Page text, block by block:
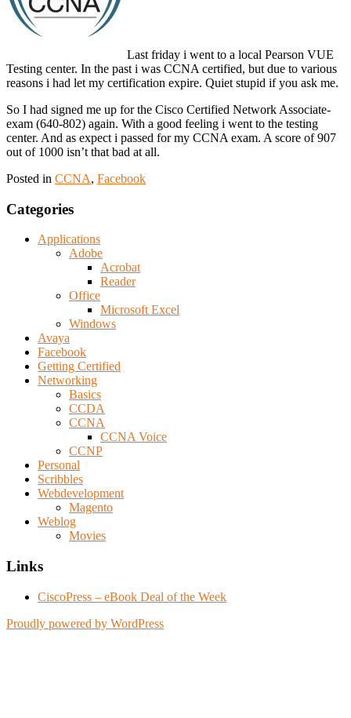
Last friday i went to a local Pearson VUE
Testing center. In the past i was CCNA certified, but due to various
reasons i had let my certification expire. Quiet stupid if you ask me.
So I had signed me up for the Cisco Certified Network Associate-
exam (640-802) again. With a good feeling i went to the testing
center. And as expect i passed for my CCNA exam. A score of 907
out of 1000 isn’t that bad at all.
Posted in CCNA, Facebook
Categories
Applications
Adobe
Acrobat
Reader
Office
Microsoft Excel
Windows
Avaya
Facebook
Getting Certified
Networking
Basics
CCDA
CCNA
CCNA Voice
CCNP
Personal
Scribbles
Webdevelopment
Magento
Weblog
Movies
Links
CiscoPress – eBook Deal of the Week
Proudly powered by WordPress